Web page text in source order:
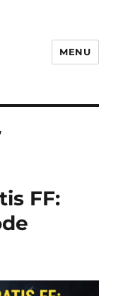
Ini Pasti
MENU
FF: